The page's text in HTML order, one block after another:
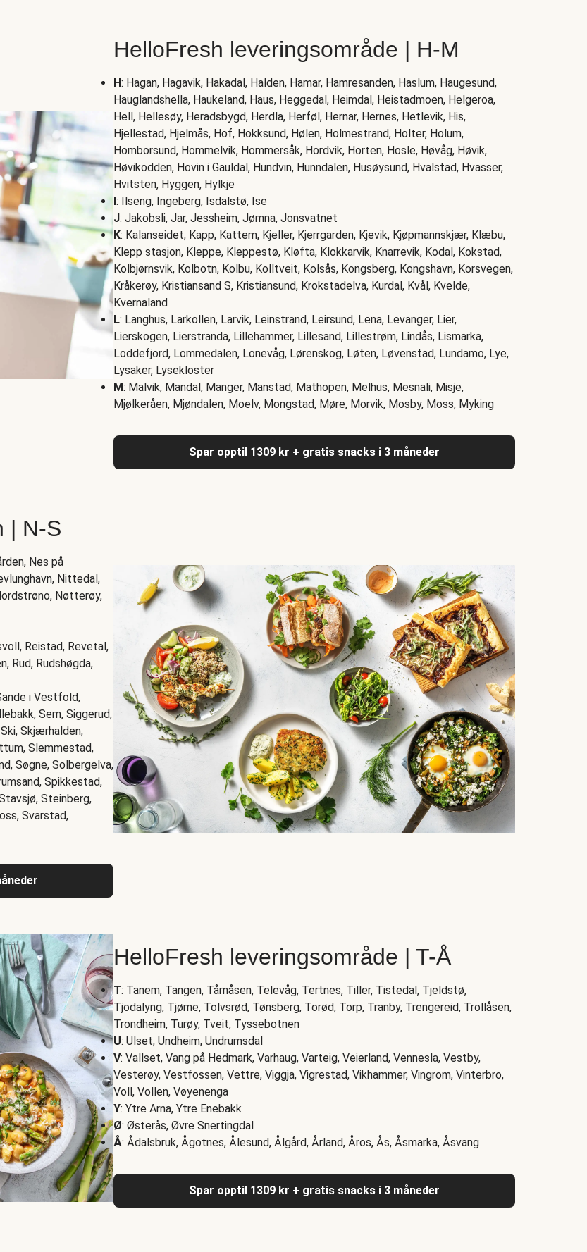
HelloFresh leveringsområde | H-M
H: Hagan, Hagavik, Hakadal, Halden, Hamar, Hamresanden, Haslum, Haugesund,
Hauglandshella, Haukeland, Haus, Heggedal, Heimdal, Heistadmoen, Helgeroa,
Hell, Hellesøy, Heradsbygd, Herdla, Herføl, Hernar, Hernes, Hetlevik, His,
Hjellestad, Hjelmås, Hof, Hokksund, Hølen, Holmestrand, Holter, Holum,
Homborsund, Hommelvik, Hommersåk, Hordvik, Horten, Hosle, Høvåg, Høvik,
Høvikodden, Hovin i Gauldal, Hundvin, Hunndalen, Husøysund, Hvalstad, Hvasser,
Hvitsten, Hyggen, Hylkje
I: Ilseng, Ingeberg, Isdalstø, Ise
J: Jakobsli, Jar, Jessheim, Jømna, Jonsvatnet
K: Kalanseidet, Kapp, Kattem, Kjeller, Kjerrgarden, Kjevik, Kjøpmannskjær, Klæbu,
Klepp stasjon, Kleppe, Kleppestø, Kløfta, Klokkarvik, Knarrevik, Kodal, Kokstad,
Kolbjørnsvik, Kolbotn, Kolbu, Kolltveit, Kolsås, Kongsberg, Kongshavn, Korsvegen,
Kråkerøy, Kristiansand S, Kristiansund, Krokstadelva, Kurdal, Kvål, Kvelde,
Kvernaland
L: Langhus, Larkollen, Larvik, Leinstrand, Leirsund, Lena, Levanger, Lier,
Lierskogen, Lierstranda, Lillehammer, Lillesand, Lillestrøm, Lindås, Lismarka,
Loddefjord, Lommedalen, Lonevåg, Lørenskog, Løten, Løvenstad, Lundamo, Lye,
Lysaker, Lysekloster
M: Malvik, Mandal, Manger, Manstad, Mathopen, Melhus, Mesnali, Misje,
Mjølkeråen, Mjøndalen, Moelv, Mongstad, Møre, Morvik, Mosby, Moss, Myking
Spar opptil 1309 kr + gratis snacks i 3 måneder
| N-S
Nes på
Nittedal,
Nøtterøy,
Reistad, Revetal,
Rud, Rudshøgda,
i Vestfold,
Sem, Siggerud,
Skjærhalden,
Slemmestad,
Søgne, Solbergelva,
Spikkestad,
Steinberg,
Svarstad,
HelloFresh leveringsområde | T-Å
T: Tanem, Tangen, Tårnåsen, Televåg, Tertnes, Tiller, Tistedal, Tjeldstø,
Tjodalyng, Tjøme, Tolvsrød, Tønsberg, Torød, Torp, Tranby, Trengereid, Trollåsen,
Trondheim, Turøy, Tveit, Tyssebotnen
U: Ulset, Undheim, Undrumsdal
V: Vallset, Vang på Hedmark, Varhaug, Varteig, Veierland, Vennesla, Vestby,
Vesterøy, Vestfossen, Vettre, Viggja, Vigrestad, Vikhammer, Vingrom, Vinterbro,
Voll, Vollen, Vøyenenga
Y: Ytre Arna, Ytre Enebakk
Ø: Østerås, Øvre Snertingdal
Å: Ådalsbruk, Ågotnes, Ålesund, Ålgård, Årland, Åros, Ås, Åsmarka, Åsvang
Spar opptil 1309 kr + gratis snacks i 3 måneder